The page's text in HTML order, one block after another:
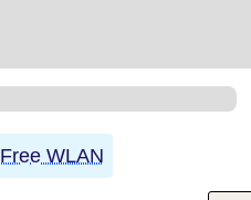
Free WLAN